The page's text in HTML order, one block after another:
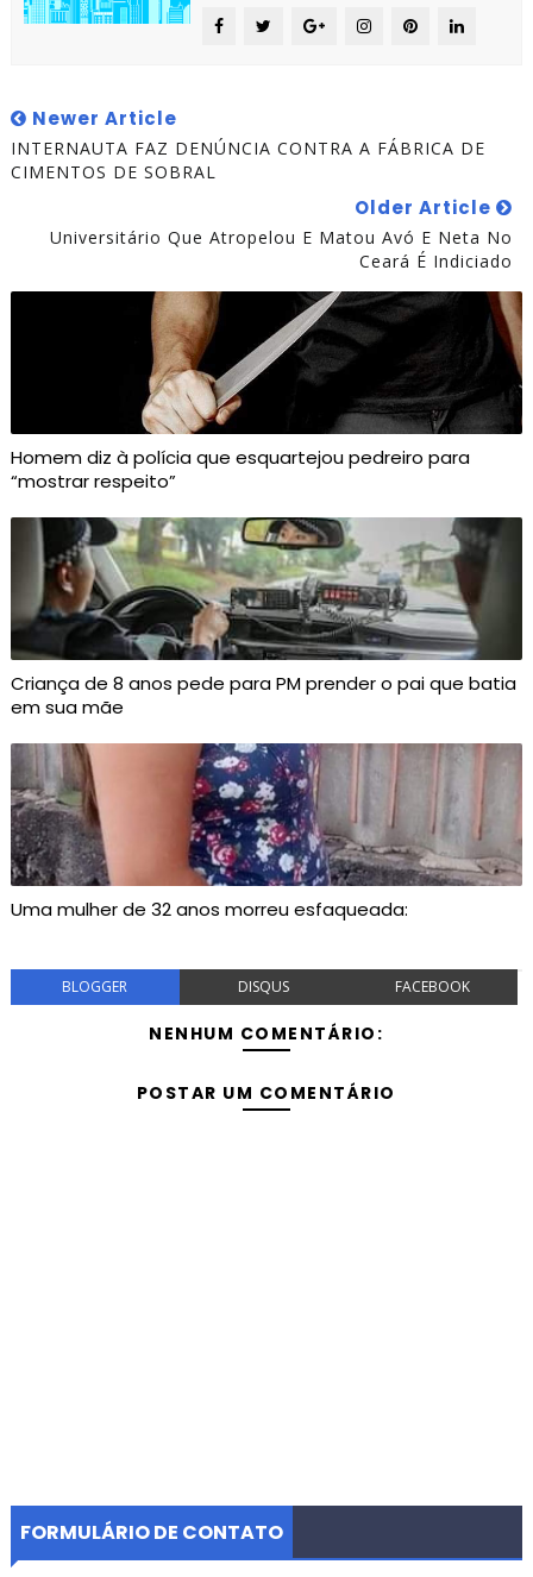
Newer Article
INTERNAUTA FAZ DENÚNCIA CONTRA A FÁBRICA DE
CIMENTOS DE SOBRAL
Older Article
Universitário Que Atropelou E Matou Avó E Neta No
Ceará É Indiciado
Homem diz à polícia que esquartejou pedreiro para
“mostrar respeito”
Criança de 8 anos pede para PM prender o pai que batia
em sua mãe
Uma mulher de 32 anos morreu esfaqueada:
BLOGGER DISQUS FACEBOOK
NENHUM COMENTÁRIO:
POSTAR UM COMENTÁRIO
FORMULÁRIO DE CONTATO